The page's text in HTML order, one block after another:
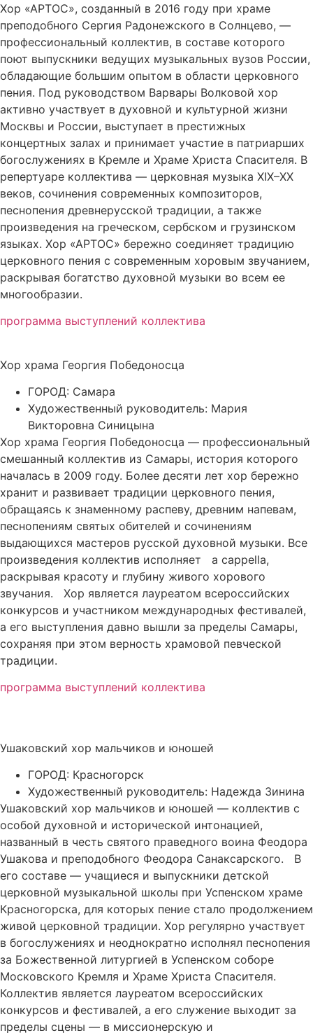
Хор «АРТОС», созданный в 2016 году при храме
преподобного Сергия Радонежского в Солнцево, —
профессиональный коллектив, в составе которого
поют выпускники ведущих музыкальных вузов России,
обладающие большим опытом в области церковного
пения. Под руководством Варвары Волковой хор
активно участвует в духовной и культурной жизни
Москвы и России, выступает в престижных
концертных залах и принимает участие в патриарших
богослужениях в Кремле и Храме Христа Спасителя. В
репертуаре коллектива — церковная музыка XIX–XX
веков, сочинения современных композиторов,
песнопения древнерусской традиции, а также
произведения на греческом, сербском и грузинском
языках. Хор «АРТОС» бережно соединяет традицию
церковного пения с современным хоровым звучанием,
раскрывая богатство духовной музыки во всем ее
многообразии.
программа выступлений коллектива
Хор храма Георгия Победоносца
ГОРОД: Самара
Художественный руководитель: Мария
Викторовна Синицына
Хор храма Георгия Победоносца — профессиональный
смешанный коллектив из Самары, история которого
началась в 2009 году. Более десяти лет хор бережно
хранит и развивает традиции церковного пения,
обращаясь к знаменному распеву, древним напевам,
песнопениям святых обителей и сочинениям
выдающихся мастеров русской духовной музыки. Все
произведения коллектив исполняет a cappella,
раскрывая красоту и глубину живого хорового
звучания. Хор является лауреатом всероссийских
конкурсов и участником международных фестивалей,
а его выступления давно вышли за пределы Самары,
сохраняя при этом верность храмовой певческой
традиции.
программа выступлений коллектива
Ушаковский хор мальчиков и юношей
ГОРОД: Красногорск
Художественный руководитель: Надежда Зинина
Ушаковский хор мальчиков и юношей — коллектив с
особой духовной и исторической интонацией,
названный в честь святого праведного воина Феодора
Ушакова и преподобного Феодора Санаксарского. В
его составе — учащиеся и выпускники детской
церковной музыкальной школы при Успенском храме
Красногорска, для которых пение стало продолжением
живой церковной традиции. Хор регулярно участвует
в богослужениях и неоднократно исполнял песнопения
за Божественной литургией в Успенском соборе
Московского Кремля и Храме Христа Спасителя.
Коллектив является лауреатом всероссийских
конкурсов и фестивалей, а его служение выходит за
пределы сцены — в миссионерскую и